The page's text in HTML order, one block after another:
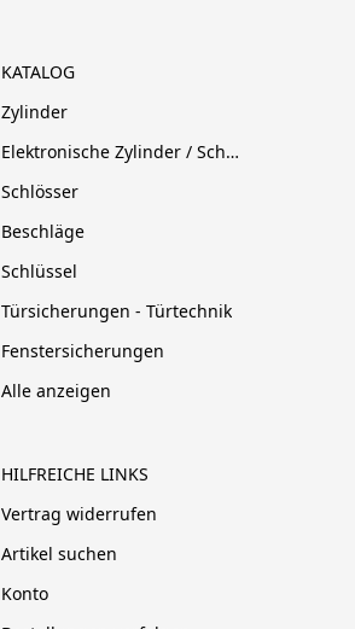
KATALOG
Zylinder
Elektronische Zylinder / Schließsysteme
Schlösser
Beschläge
Schlüssel
Türsicherungen - Türtechnik
Fenstersicherungen
Alle anzeigen
HILFREICHE LINKS
Vertrag widerrufen
Artikel suchen
Konto